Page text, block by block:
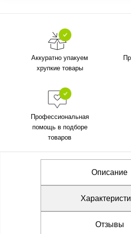
Аккуратно упакуем
хрупкие товары
Профессиональная
помощь в подборе
товаров
Описание
Отзывы